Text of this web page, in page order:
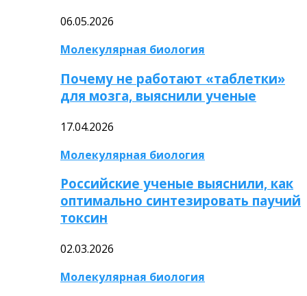
06.05.2026
Молекулярная биология
Почему не работают «таблетки»
для мозга, выяснили ученые
17.04.2026
Молекулярная биология
Российские ученые выяснили, как
оптимально синтезировать паучий
токсин
02.03.2026
Молекулярная биология